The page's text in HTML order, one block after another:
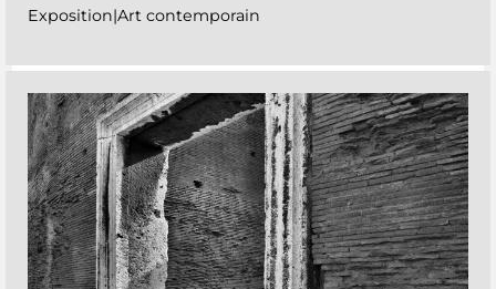
Exposition|Art contemporain